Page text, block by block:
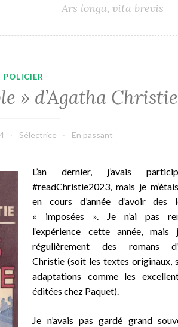
Ars longa, vita brevis
POLICIER
» d’Agatha Christie
Sélectrice En passant
L’an dernier, j’avais
#readChristie2023, mais je
en cours d’année d’avoir des
« imposées ». Je n’ai pas
l’expérience cette année, mais
régulièrement des romans
Christie (soit les textes originaux,
adaptations comme les
éditées chez Paquet).
Je n’avais pas gardé grand